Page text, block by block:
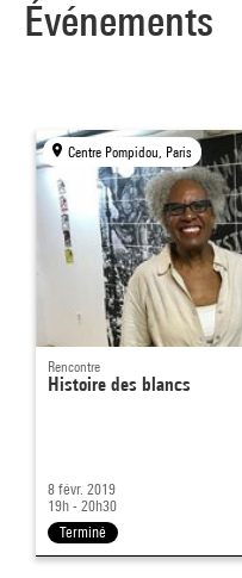
Événements
Centre Pompidou, Paris
Rencontre
Histoire des blancs
8 févr. 2019
19h - 20h30
Terminé